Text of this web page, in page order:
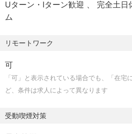
・営業知識とIT知識を持つ希少人
持って活躍することができます
【当社の働き方】
個人の働きやすさを追求した、大手
の労務環境も魅力の1つです。
・勤務体系：リモートワーク（在
・休日・休暇：年間休日130日以上
・年間休日数：130日(2024年度)
・休日休暇形態：完全週休2日制（
・年次有給休暇：15日～20日（下
・夏季・年末年始、アニバーサリ
日（連続5日間）
・ライフプラン休暇、年次有給、
【昇給・賞与】
トワーク機器（無線LAN含む）設
・仮想化技術を用いたシステムの
・ネットワークやシステムに関す
・クラウドサービスに関する知見
の経験
・セキュリティ機器やサービスに
・文教や自治体（関連団体も含む）
Uターン・Iターン歓迎 完全土日
ム
リモートワーク
可
「可」と表示されている場合でも、「在宅
ど、条件は求人によって異なります
受動喫煙対策